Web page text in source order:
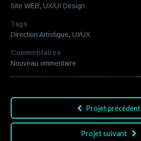
Site WEB,UX/UI Design
Tags
Direction Artistique,UI/UX
Commentaires
Nouveau ommentaire
Projet précédent
Projet suivant